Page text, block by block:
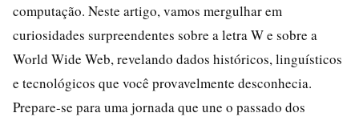
computação. Neste artigo, vamos mergulhar em
curiosidades surpreendentes sobre a letra W e sobre a
World Wide Web, revelando dados históricos, linguísticos
e tecnológicos que você provavelmente desconhecia.
Prepare-se para uma jornada que une o passado dos